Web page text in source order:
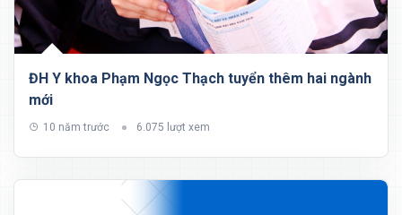
​ĐH Y khoa Phạm Ngọc Thạch tuyển thêm hai ngành
mới
10 năm trước 6.075 lượt xem